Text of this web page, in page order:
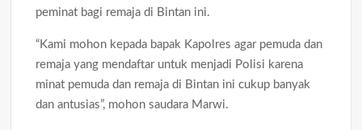
peminat bagi remaja di Bintan ini.
“Kami mohon kepada bapak Kapolres agar pemuda dan
remaja yang mendaftar untuk menjadi Polisi karena
minat pemuda dan remaja di Bintan ini cukup banyak
dan antusias”, mohon saudara Marwi.